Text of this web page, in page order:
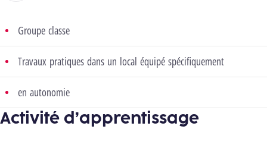
Groupe classe
Travaux pratiques dans un local équipé spécifiquement
en autonomie
Activité d’apprentissage